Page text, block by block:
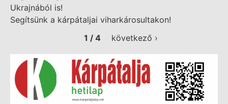
Ukrajnából is!
Segítsünk a kárpátaljai viharkárosultakon!
1 / 4
következő ›